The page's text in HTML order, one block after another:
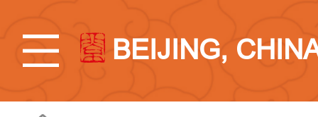
BEIJING,